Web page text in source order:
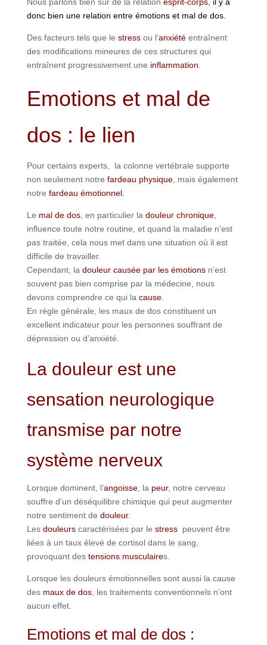
donc bien une relation entre émotions et mal de dos.
Des facteurs tels que le stressou l’anxiétéentraînent
des modifications mineures de ces structures qui
entraînent progressivement une inflammation
Emotions et mal de
dos : le lien
Pour certains experts, la colonne vertébrale supporte
non seulement notre fardeau physique, mais également
notre fardeau émotionnel.
Le mal de dos, en particulier la douleur chronique,
influence toute notre routine, et quand la maladie n’est
pas traitée, cela nous met dans une situation où il est
difficile de travailler.
Cependant, la douleur causée par les émotionsn’est
souvent pas bien comprise par la médecine, nous
devons comprendre ce qui la cause.
En règle générale, les maux de dos constituent un
excellent indicateur pour les personnes souffrant de
dépression ou d’anxiété.
La douleur est une
sensation neurologique
transmise par notre
système nerveux
Lorsque dominent, l’angoisse, la peur, notre cerveau
souffre d’un déséquilibre chimique qui peut augmenter
notre sentiment de douleur.
Les douleurscaractérisées par le stresspeuvent être
liées à un taux élevé de cortisol dans le sang,
provoquant des tensions musculaires.
Lorsque les douleurs émotionnelles sont aussi la cause
desmaux de dos, les traitements conventionnels n’ont
aucun effet.
Emotions et mal de dos :